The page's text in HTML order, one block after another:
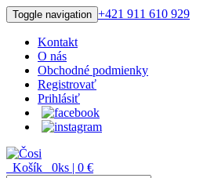
Toggle navigation +421 911 610 929
Kontakt
O nás
Obchodné podmienky
Registrovať
Prihlásiť
Košík 0ks | 0 €